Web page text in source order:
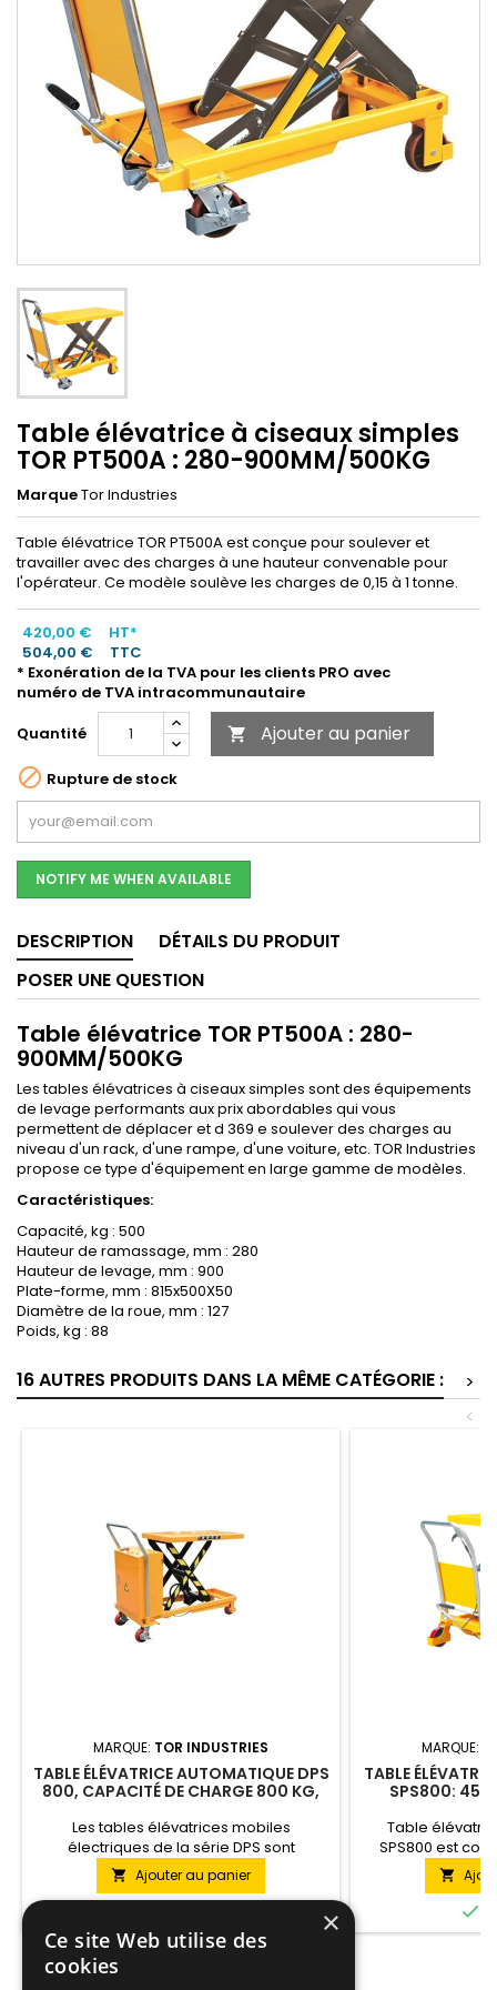
Table élévatrice à ciseaux simples
TOR PT500A : 280-900MM/500KG
MarqueTor Industries
Table élévatrice TOR PT500A est conçue pour soulever et
travailler avec des charges à une hauteur convenable pour
l'opérateur. Ce modèle soulève les charges de 0,15 à 1 tonne.
420,00 €
HT*
504,00 €
TTC
* Exonération de la TVA pour les clients PRO avec
numéro de TVA intracommunautaire
Quantité
 Ajouter au panier
 Rupture de stock
NOTIFY ME WHEN AVAILABLE
DESCRIPTION
DÉTAILS DU PRODUIT
POSER UNE QUESTION
Table élévatrice TOR PT500A : 280-
900MM/500KG
Les tables élévatrices à ciseaux simples sont des équipements
de levage performants aux prix abordables qui vous
permettent de déplacer et d 369 e soulever des charges au
niveau d'un rack, d'une rampe, d'une voiture, etc. TOR Industries
propose ce type d'équipement en large gamme de modèles.
Caractéristiques:
Capacité, kg : 500
Hauteur de ramassage, mm : 280
Hauteur de levage, mm : 900
Plate-forme, mm : 815x500X50
Diamètre de la roue, mm : 127
Poids, kg : 88
16 AUTRES PRODUITS DANS LA MÊME CATÉGORIE :
>
<
MARQUE: TOR INDUSTRIES
TABLE ÉLÉVATRICE AUTOMATIQUE DPS
800, CAPACITÉ DE CHARGE 800 KG,
Les tables élévatrices mobiles
électriques de la série DPS sont
destinées à être utilisées dans des
installations industrielles, détenir des
certificats et répondre à toutes les
exigences.
 Ajouter au panier
MARQUE:
TABLE
SPS800:
Table
SPS800 est
travailler
hauteur


×
Ce site Web utilise des
cookies